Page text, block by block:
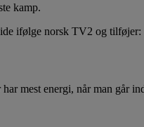
kamp.
ifølge norsk TV2 og tilføjer:
mest energi, når man går